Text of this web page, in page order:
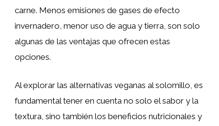
carne. Menos emisiones de gases de efecto
invernadero, menor uso de agua y tierra, son solo
algunas de las ventajas que ofrecen estas
opciones.
Al explorar las alternativas veganas al solomillo, es
fundamental tener en cuenta no solo el sabor y la
textura, sino también los beneficios nutricionales y